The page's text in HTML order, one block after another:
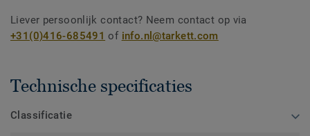
Liever persoonlijk contact? Neem contact op via
+31(0)416-685491 of info.nl@tarkett.com
Technische specificaties
Classificatie